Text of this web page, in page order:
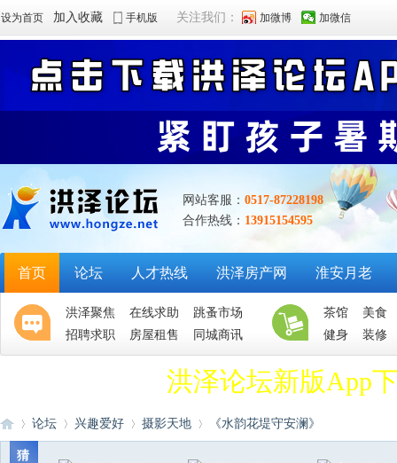
设为首页 加入收藏 手机版 关注我们： 加微博 加微信
网站客服： 0517-87228198
合作热线： 13915154595
首页 论坛 人才热线 洪泽房产网 淮安月老
洪泽聚焦 在线求助
跳蚤市场
招聘求职
房屋租售 同城商讯
茶馆
美食
健身
装修
洪泽论坛新版App
论坛 兴趣爱好 摄影天地 《水韵花堤守安澜》
猜